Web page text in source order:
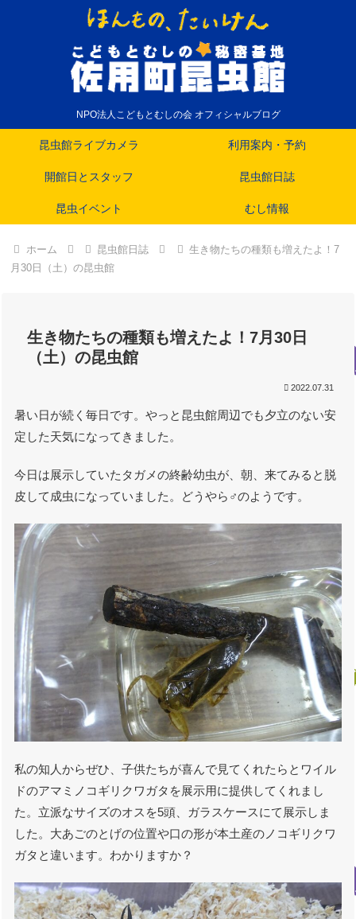
NPO法人こどもとむしの会 オフィシャルブログ
昆虫館ライブカメラ 利用案内・予約
開館日とスタッフ 昆虫館日誌
昆虫イベント むし情報
ホーム 昆虫館日誌
生き物たちの種類も増えたよ！7
月30日（土）の昆虫館
生き物たちの種類も増えたよ！7月30日
（土）の昆虫館
2022.07.31
暑い日が続く毎日です。やっと昆虫館周辺でも夕立のない安
定した天気になってきました。
今日は展示していたタガメの終齢幼虫が、朝、来てみると脱
皮して成虫になっていました。どうやら♂のようです。
私の知人からぜひ、子供たちが喜んで見てくれたらとワイル
ドのアマミノコギリクワガタを展示用に提供してくれまし
た。立派なサイズのオスを5頭、ガラスケースにて展示しま
した。大あごのとげの位置や口の形が本土産のノコギリクワ
ガタと違います。わかりますか？